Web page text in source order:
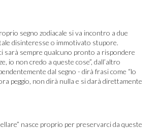
segno zodiacale si va incontro a due
disinteresse o immotivato stupore.
sarà sempre qualcuno pronto a rispondere
io non credo a queste cose”, dall’altro
dal segno - dirà frasi come “lo
peggio, non dirà nulla e si darà direttamente
nasce proprio per preservarci da queste